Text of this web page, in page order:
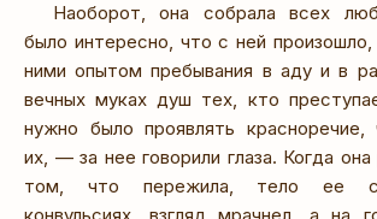
Наоборот, она собрала всех
было интересно, что с ней
ними опытом пребывания в аду и в
вечных муках душ тех, кто
нужно было проявлять красноречие,
их, — за нее говорили глаза. Когда она
том, что пережила, тело ее